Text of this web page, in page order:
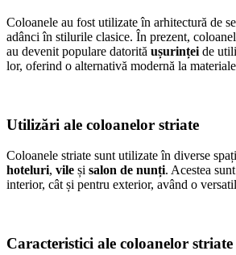
Coloanele au fost utilizate în arhitectură de
adânci în stilurile clasice. În prezent,
au devenit populare datorită ușurinței de
lor, oferind o alternativă modernă la
Utilizări ale coloanelor striate
Coloanele striate sunt utilizate în diverse
hoteluri, vile și salon de nunți. Acestea
interior, cât și pentru exterior, având o
Caracteristici ale coloanelor striate